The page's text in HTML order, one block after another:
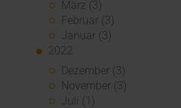
März (3)
Februar (3)
Januar (3)
2022
Dezember (3)
November (3)
Juli (1)